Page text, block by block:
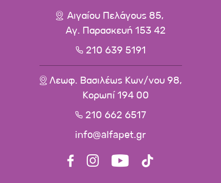
Αιγαίου Πελάγους 85,
Αγ. Παρασκευή 153 42
210 639 5191
Λεωφ. Βασιλέως Κων/νου 98,
Κορωπί 194 00
210 662 6517
info@alfapet.gr